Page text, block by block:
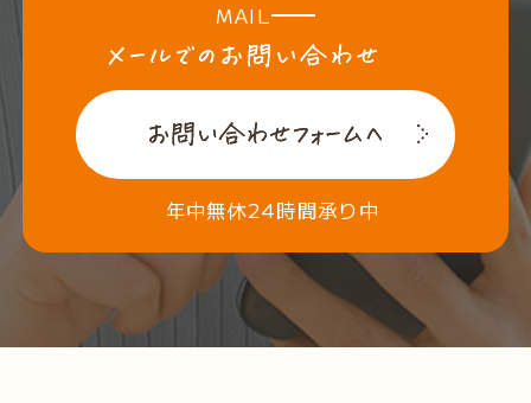
MAIL
年中無休24時間承り中